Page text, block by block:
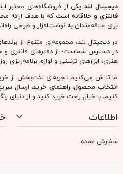
دیجیتال لند یکی از فروشگاه‌های معتبر
فانتزی و خلاقانه است که با هدف ارائه
برای علاقه‌مندان به نوشت‌افزار و طراحی
در دیجیتال لند، مجموعه‌ای متنوع از
در دسترس شماست؛ از دفترهای فانتزی و
هنری، ابزارهای تزئینی و لوازم برنامه‌ریزی
ما تلاش می‌کنیم تجربه‌ای لذت‌بخش از
انتخاب محصول، راهنمای خرید، ارسال
کنیم. با خیال راحت خرید کنید و از دنیای
اطلاعات
سفارش عمده